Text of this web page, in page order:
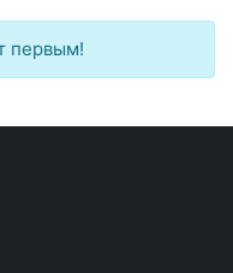
первым!